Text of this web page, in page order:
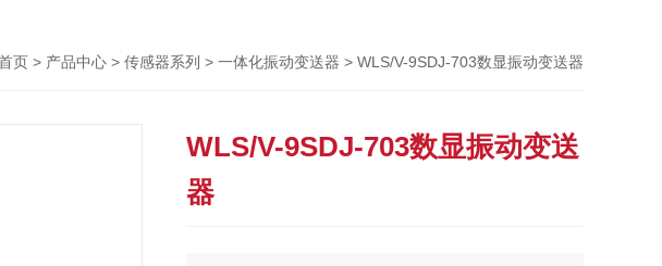
页 > 产品中心 > 传感器系列 > 一体化振动变送器 > WLS/V-9SDJ-703数显振动变送器
WLS/V-9SDJ-703数显振动变送
器